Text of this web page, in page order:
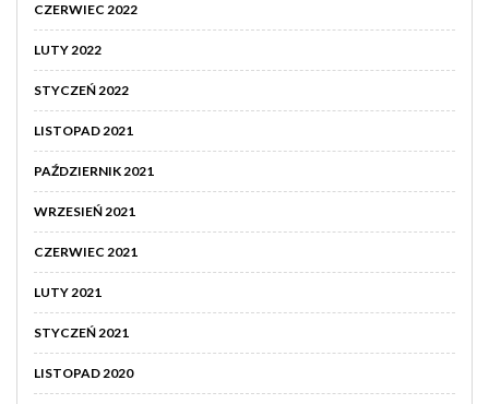
CZERWIEC 2022
LUTY 2022
STYCZEŃ 2022
LISTOPAD 2021
PAŹDZIERNIK 2021
WRZESIEŃ 2021
CZERWIEC 2021
LUTY 2021
STYCZEŃ 2021
LISTOPAD 2020